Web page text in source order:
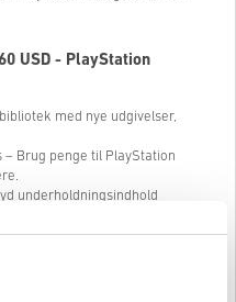
USD - PlayStation
med nye udgivelser,
– Brug penge til PlayStation
underholdningsindhold
skins og andre digitale